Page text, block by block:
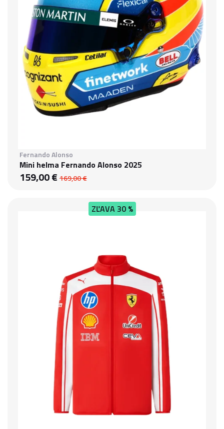
Fernando Alonso
Mini helma Fernando Alonso 2025
159,00 € 169,00 €
ZĽAVA30 %